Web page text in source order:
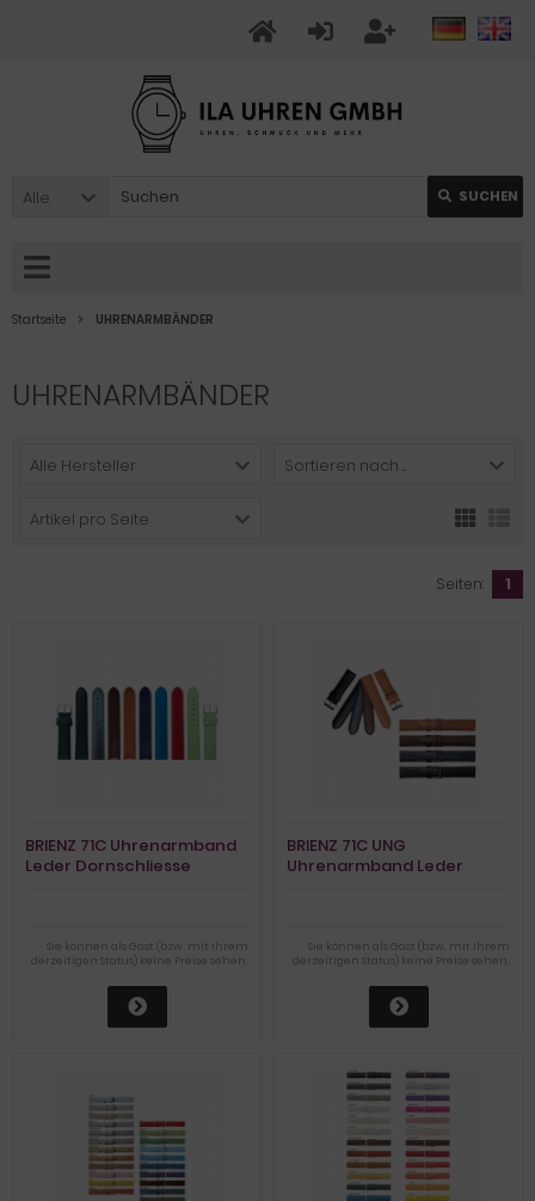
Alle SUCHEN
Startseite UHRENARMBÄNDER
UHRENARMBÄNDER
Alle Hersteller Sortieren nach ...
Artikel pro Seite
Seiten: 1
BRIENZ 71C Uhrenarmband
Leder Dornschliesse
Sie können als Gast (bzw. mit Ihrem
derzeitigen Status) keine Preise sehen.
BRIENZ 71C UNG
Uhrenarmband Leder
Sie können als Gast (bzw. mit Ihrem
derzeitigen Status) keine Preise sehen.